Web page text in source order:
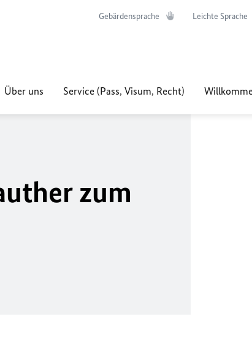
Gebärdensprache Leichte Sprache
Über uns Service (Pass, Visum, Recht)
zum